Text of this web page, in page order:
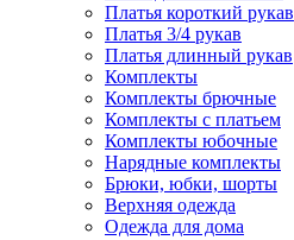
Платья короткий рукав
Платья 3/4 рукав
Платья длинный рукав
Комплекты
Комплекты брючные
Комплекты с платьем
Комплекты юбочные
Нарядные комплекты
Брюки, юбки, шорты
Верхняя одежда
Одежда для дома